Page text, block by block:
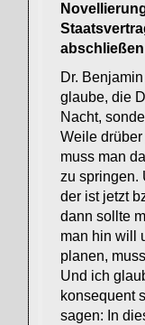
Dr.
glaube, die
Nacht,
Weile
muss man
zu springen.
der ist jetzt
dann sollte
man hin will
planen,
Und ich
konsequent
sagen: In